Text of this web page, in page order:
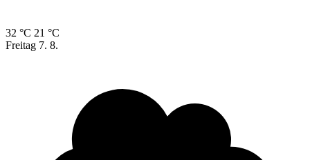
32 °C 21 °C
Freitag 7. 8.